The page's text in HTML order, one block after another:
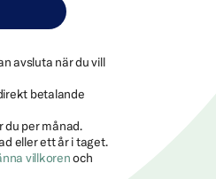
avsluta när du vill
betalande
du per månad.
eller ett år i taget.
villkorenoch